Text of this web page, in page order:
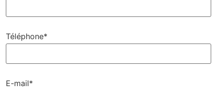
Téléphone*
E-mail*